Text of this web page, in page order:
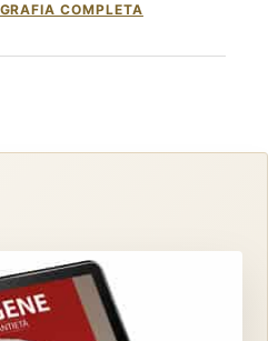
COMPLETA